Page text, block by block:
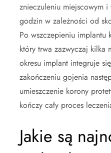
znieczuleniu miejscowym
godzin w zależności od
Po wszczepieniu implantu
który trwa zazwyczaj
okresu implant integruje
zakończeniu gojenia
umieszczenie korony
kończy cały proces
Jakie są